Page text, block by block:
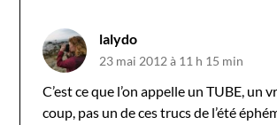
lalydo
23 mai 2012 à 11 h 15 min
C’est ce que l’on appelle un TUBE, un
coup, pas un de ces trucs de l’été